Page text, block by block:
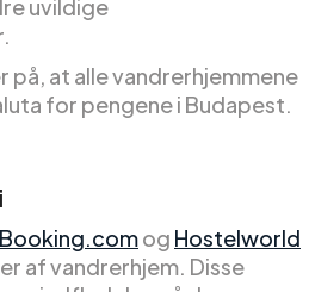
uvildige
på, at alle vandrerhjemmene
for pengene i Budapest.
Booking.comog Hostelworld
af vandrerhjem. Disse